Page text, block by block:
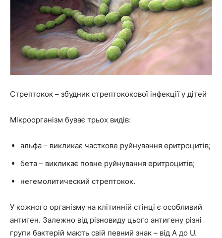
Стрептокок – збудник стрептококової інфекції у дітей
Мікроорганізм буває трьох видів:
альфа – викликає часткове руйнування еритроцитів;
бета – викликає повне руйнування еритроцитів;
негемолитический стрептокок.
У кожного організму на клітинній стінці є особливий
антиген. Залежно від різновиду цього антигену різні
групи бактерій мають свій певний знак – від A до U.